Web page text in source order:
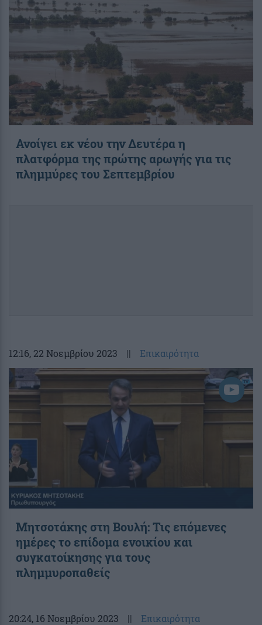
Ανοίγει εκ νέου την Δευτέρα η
πλατφόρμα της πρώτης αρωγής για τις
πλημμύρες του Σεπτεμβρίου
12:16, 22 Νοεμβρίου 2023 || Επικαιρότητα
Μητσοτάκης στη Βουλή: Τις επόμενες
ημέρες το επίδομα ενοικίου και
συγκατοίκησης για τους
πλημμυροπαθείς
20:24, 16 Νοεμβρίου 2023 || Επικαιρότητα